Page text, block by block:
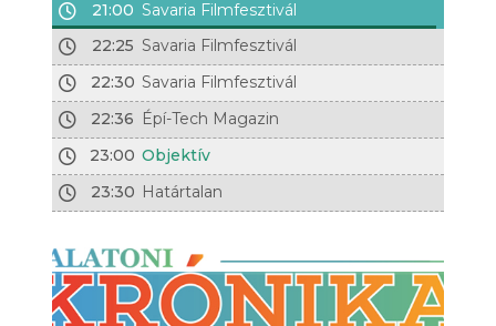
21:00 Savaria Filmfesztivál
22:25 Savaria Filmfesztivál
22:30 Savaria Filmfesztivál
22:36 Épí-Tech Magazin
23:00 Objektív
23:30 Határtalan